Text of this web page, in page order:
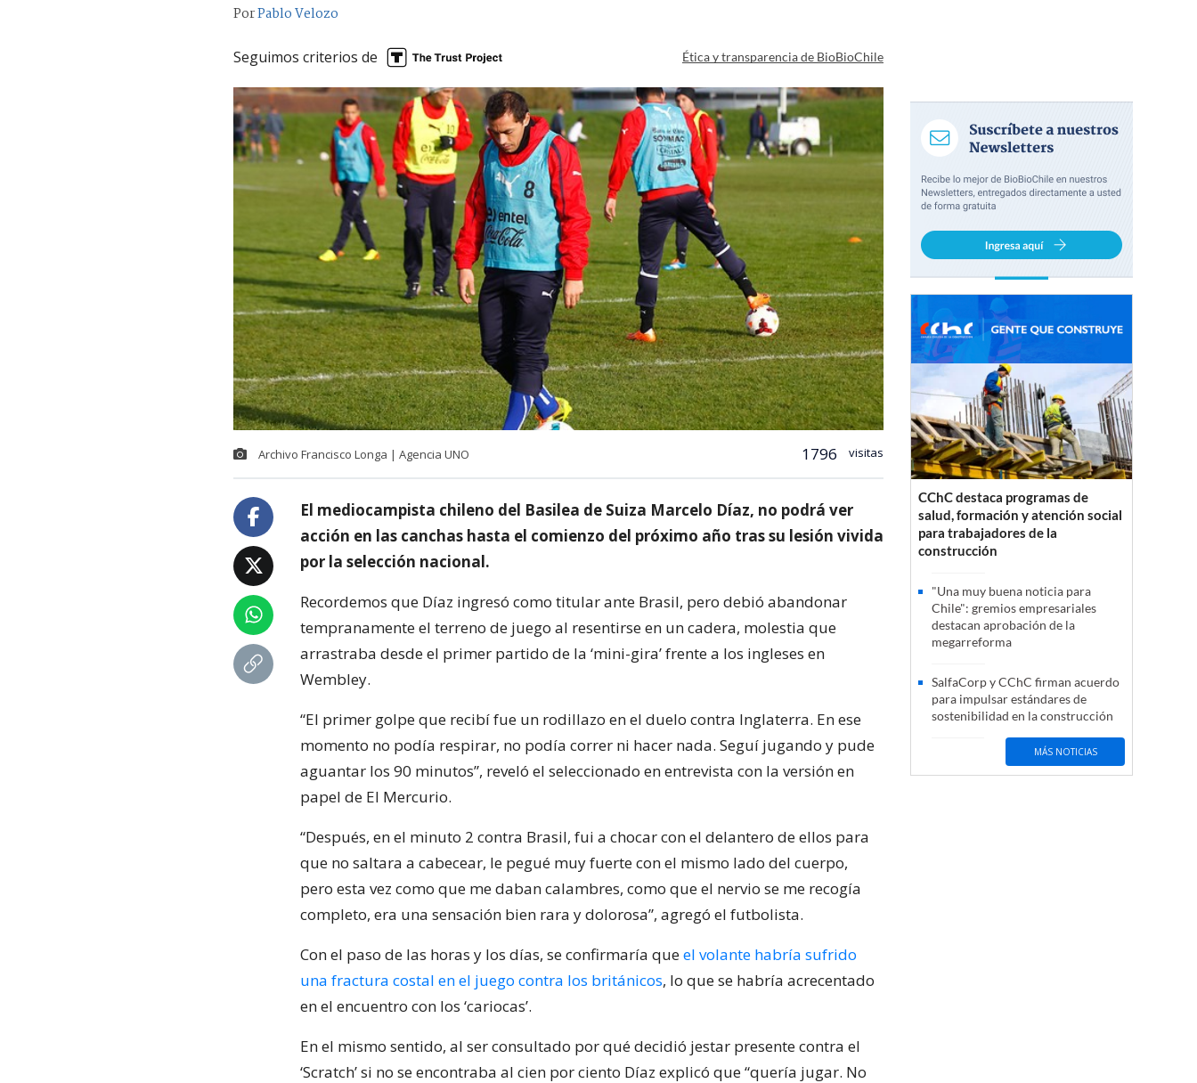
PorPablo Velozo
Seguimos criterios de Ética y transparencia de BioBioChile
Archivo Francisco Longa | Agencia UNO 1796 visitas
El mediocampista chileno del Basilea de Suiza Marcelo Díaz, no podrá ver
acción en las canchas hasta el comienzo del próximo año tras su lesión vivida
por la selección nacional.
Recordemos que Díaz ingresó como titular ante Brasil, pero debió abandonar
tempranamente el terreno de juego al resentirse en un cadera, molestia que
arrastraba desde el primer partido de la ‘mini-gira’ frente a los ingleses en
Wembley.
“El primer golpe que recibí fue un rodillazo en el duelo contra Inglaterra. En ese
momento no podía respirar, no podía correr ni hacer nada. Seguí jugando y pude
aguantar los 90 minutos”, reveló el seleccionado en entrevista con la versión en
papel de El Mercurio.
“Después, en el minuto 2 contra Brasil, fui a chocar con el delantero de ellos para
que no saltara a cabecear, le pegué muy fuerte con el mismo lado del cuerpo,
pero esta vez como que me daban calambres, como que el nervio se me recogía
completo, era una sensación bien rara y dolorosa”, agregó el futbolista.
Con el paso de las horas y los días, se confirmaría queel volante habría sufrido
una fractura costal en el juego contra los británicos, lo que se habría acrecentado
en el encuentro con los ‘cariocas’.
En el mismo sentido, al ser consultado por qué decidió jestar presente contra el
‘Scratch’ si no se encontraba al cien por ciento Díaz explicó que “quería jugar. No
CChC destaca programas de
salud, formación y atención social
para trabajadores de la
construcción
"Una muy buena noticia para
Chile": gremios empresariales
destacan aprobación de la
megarreforma
SalfaCorp y CChC firman acuerdo
para impulsar estándares de
sostenibilidad en la construcción
MÁS NOTICIAS